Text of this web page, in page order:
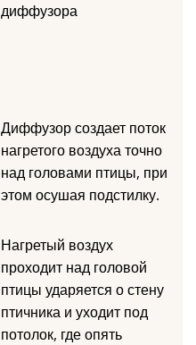
диффузора
Диффузор создает поток
нагретого воздуха точно
над головами птицы, при
этом осушая подстилку.
Нагретый воздух
проходит над головой
птицы ударяется о стену
птичника и уходит под
потолок, где опять